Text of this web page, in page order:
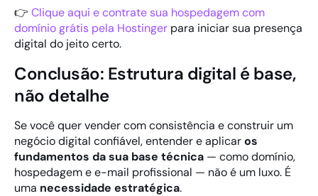
👉 Clique aqui e contrate sua hospedagem com
domínio grátis pela Hostinger para iniciar sua presença
digital do jeito certo.
Conclusão: Estrutura digital é base,
não detalhe
Se você quer vender com consistência e construir um
negócio digital confiável, entender e aplicaros
fundamentos da sua base técnica — como domínio,
hospedagem e e-mail profissional — não é um luxo. É
uma necessidade estratégica.